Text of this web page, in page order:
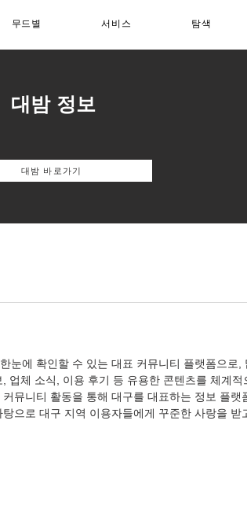
무드별 서비스 탐색
대밤 정보
대밤 바로가기
눈에 확인할 수 있는 대표 커뮤니티 플랫폼으로,
업체 소식, 이용 후기 등 유용한 콘텐츠를 체계적
뮤니티 활동을 통해 대구를 대표하는 정보 플랫
으로 대구 지역 이용자들에게 꾸준한 사랑을 받